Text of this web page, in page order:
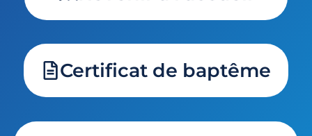
Certificat de baptême